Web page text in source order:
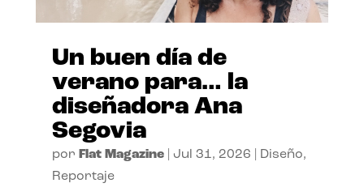
Un buen día de
verano para… la
diseñadora Ana
Segovia
por Flat Magazine| Jul 31, 2026 Diseño,
Reportaje